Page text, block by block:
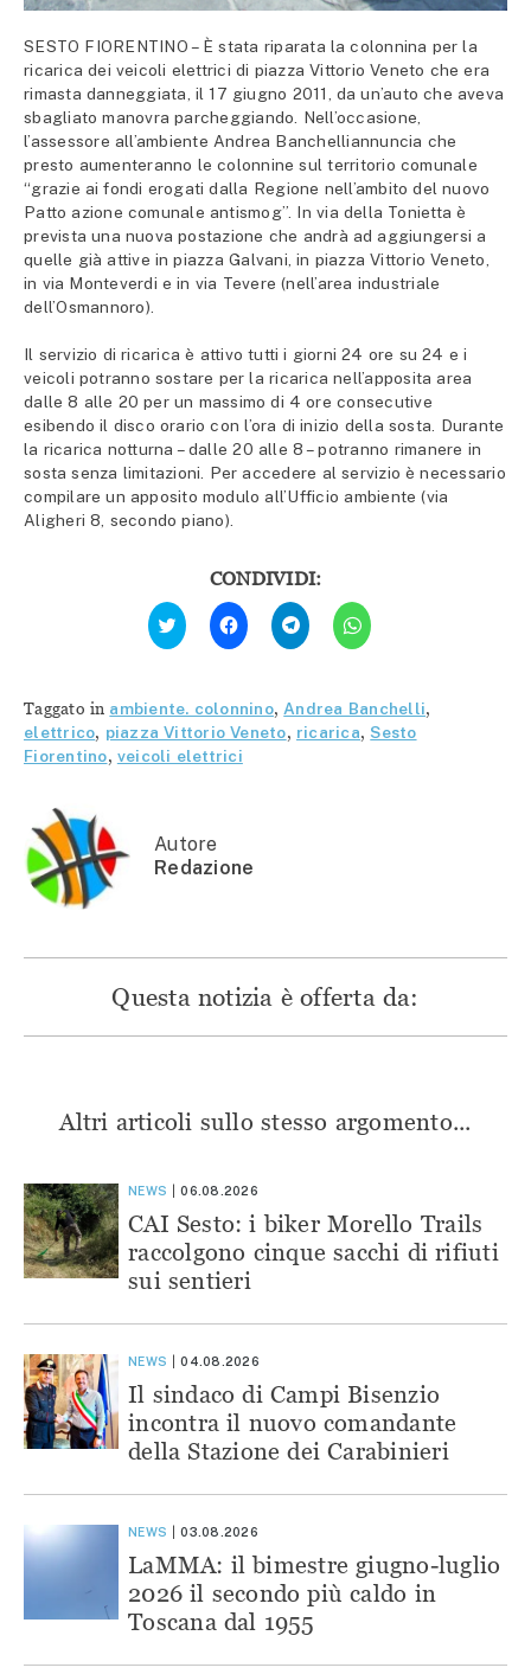
SESTO FIORENTINO – È stata riparata la colonnina per la
ricarica dei veicoli elettrici di piazza Vittorio Veneto che era
rimasta danneggiata, il 17 giugno 2011, da un’auto che aveva
sbagliato manovra parcheggiando. Nell’occasione,
l’assessore all’ambiente Andrea Banchelliannuncia che
presto aumenteranno le colonnine sul territorio comunale
“grazie ai fondi erogati dalla Regione nell’ambito del nuovo
Patto azione comunale antismog”. In via della Tonietta è
prevista una nuova postazione che andrà ad aggiungersi a
quelle già attive in piazza Galvani, in piazza Vittorio Veneto,
in via Monteverdi e in via Tevere (nell’area industriale
dell’Osmannoro).
Il servizio di ricarica è attivo tutti i giorni 24 ore su 24 e i
veicoli potranno sostare per la ricarica nell’apposita area
dalle 8 alle 20 per un massimo di 4 ore consecutive
esibendo il disco orario con l’ora di inizio della sosta. Durante
la ricarica notturna – dalle 20 alle 8 – potranno rimanere in
sosta senza limitazioni. Per accedere al servizio è necessario
compilare un apposito modulo all’Ufficio ambiente (via
Aligheri 8, secondo piano).
CONDIVIDI:
Fai
clic
qui
Twitter
(Si
apre
in
una
Fai
clic
per
condividere
(Si
apre
in
una
nuova
Fai
clic
per
condividere
(Si
apre
in
Fai
clic
per
(Si
apre
in
Taggato in ambiente. colonnino,Andrea Banchelli,
elettrico, piazza Vittorio Veneto, ricarica,Sesto
Fiorentino, veicoli elettrici
Autore
Redazione
Questa notizia è offerta da:
Altri articoli sullo stesso argomento...
NEWS 06.08.2026
CAI Sesto: i biker Morello Trails
raccolgono cinque sacchi di rifiuti
sui sentieri
NEWS 04.08.2026
Il sindaco di Campi Bisenzio
incontra il nuovo comandante
della Stazione dei Carabinieri
NEWS 03.08.2026
LaMMA: il bimestre giugno-luglio
2026 il secondo più caldo in
Toscana dal 1955